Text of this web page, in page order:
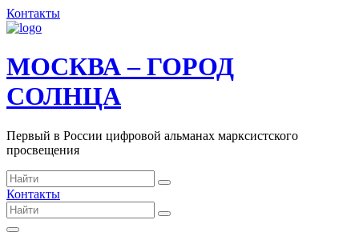
Контакты
МОСКВА – ГОРОД
СОЛНЦА
Первый в России цифровой альманах марксистского
просвещения
Контакты